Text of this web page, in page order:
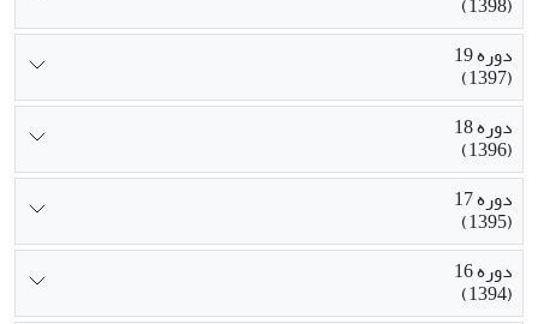
دوره 19
(1397)
دوره 18
(1396)
دوره 17
(1395)
دوره 16
(1394)